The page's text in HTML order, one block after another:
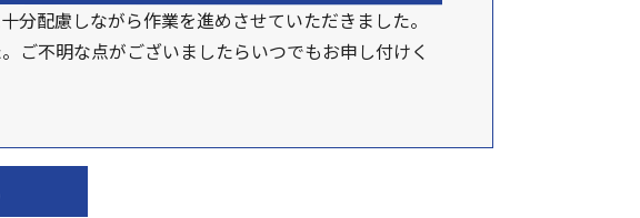
配慮しながら作業を進めさせていただきました。
ご不明な点がございましたらいつでもお申し付けく